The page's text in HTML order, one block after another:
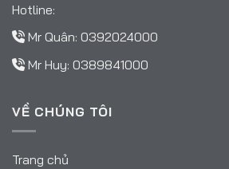
Hotline:
Mr Quân: 0392024000
Mr Huy: 0389841000
VỀ CHÚNG TÔI
Trang chủ